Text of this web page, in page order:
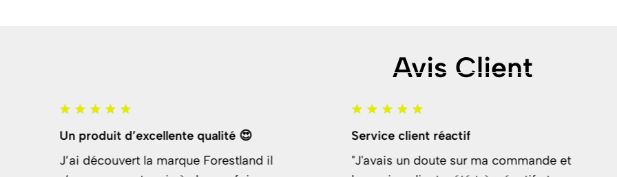
Avis Client
qualité 😍
marque Forestland il
Service client réactif
"J'avais un doute sur ma commande et
incroyable